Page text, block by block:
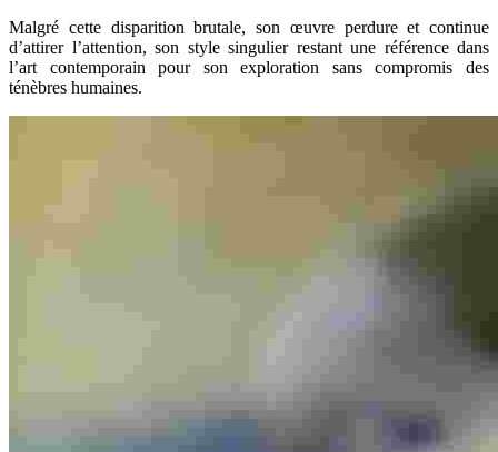
Malgré cette disparition brutale, son œuvre perdure et continue
d’attirer l’attention, son style singulier restant une référence dans
l’art contemporain pour son exploration sans compromis des
ténèbres humaines.